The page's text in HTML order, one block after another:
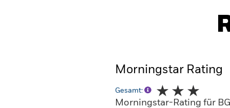
Morningstar Rating
Gesamt:
Morningstar-Rating für